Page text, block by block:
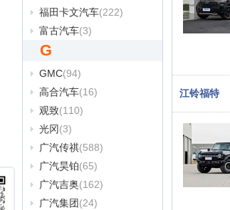
福田卡文汽车(222)
富古汽车(3)
G
GMC(94)
高合汽车(16)
观致(110)
光冈(3)
广汽传祺(588)
广汽昊铂(65)
广汽吉奥(162)
广汽集团(24)
江铃福特